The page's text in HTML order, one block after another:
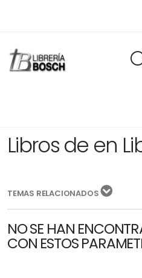
Libros de en
TEMAS RELACIONADOS
NO SE HAN
CON ESTOS